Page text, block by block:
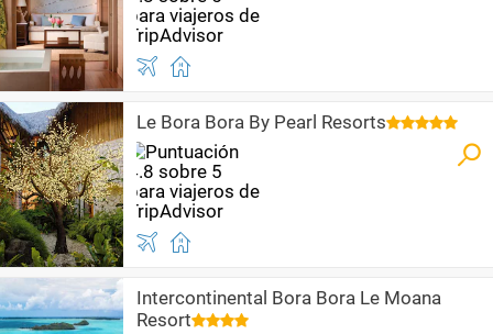
Le Bora Bora By Pearl Resorts
Intercontinental Bora Bora Le Moana
Resort